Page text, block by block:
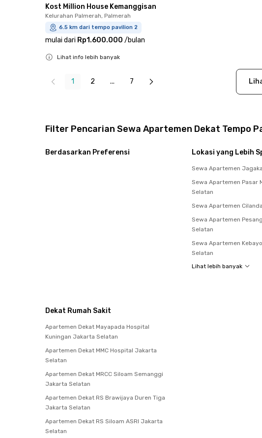
Kost Million House Kemanggisan
Kelurahan Palmerah, Palmerah
6.5 km dari tempo pavilion 2
mulai dari Rp1.600.000 /bulan
Lihat info lebih banyak
1 2 ... 7
Filter Pencarian Sewa Apartemen Dekat Tempo
Berdasarkan Preferensi Lokasi yang Lebih
Sewa Apartemen
Sewa Apartemen Pasar
Selatan
Sewa Apartemen
Sewa Apartemen
Selatan
Sewa Apartemen
Selatan
Lihat lebih banyak
Dekat Rumah Sakit
Apartemen Dekat Mayapada Hospital
Kuningan Jakarta Selatan
Apartemen Dekat MMC Hospital Jakarta
Selatan
Apartemen Dekat MRCC Siloam Semanggi
Jakarta Selatan
Apartemen Dekat RS Brawijaya Duren Tiga
Jakarta Selatan
Apartemen Dekat RS Siloam ASRI Jakarta
Selatan